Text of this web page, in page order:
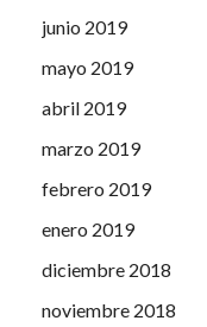
junio 2019
mayo 2019
abril 2019
marzo 2019
febrero 2019
enero 2019
diciembre 2018
noviembre 2018